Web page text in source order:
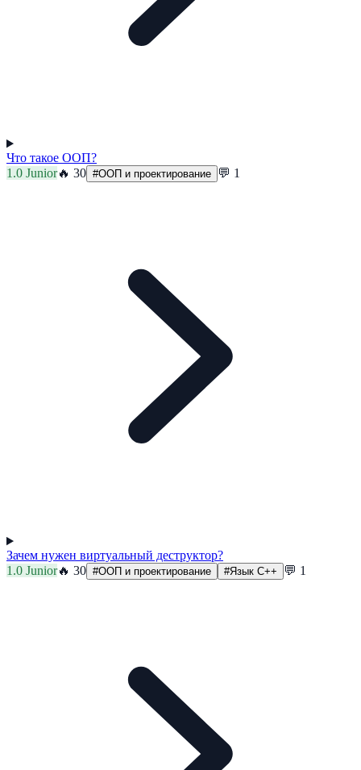
Что такое ООП?
1.0 Junior🔥 30 #ООП и проектирование 💬 1
Зачем нужен виртуальный деструктор?
1.0 Junior🔥 30 #ООП и проектирование #Язык C++ 💬 1